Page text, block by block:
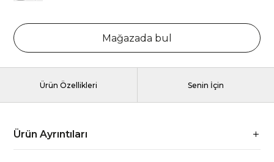
Mağazada bul
Ürün Özellikleri Senin İçin
Ürün Ayrıntıları